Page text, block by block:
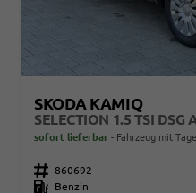
SKODA KAMIQ
sofort lieferbar Fahrzeug mit
Fahrzeugnr. 860692
Kraftstoff
Benzin